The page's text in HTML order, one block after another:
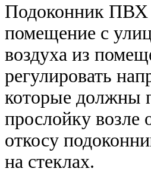
Подоконник ПВХ
помещение с
воздуха из
регулировать
которые должны
прослойку возле
откосу
на стеклах.